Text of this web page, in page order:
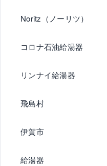
Noritz（ノーリツ）
コロナ石油給湯器
リンナイ給湯器
飛島村
伊賀市
給湯器